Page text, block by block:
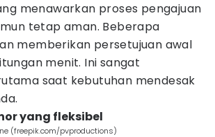
menawarkan proses pengajuan
tetap aman. Beberapa
memberikan persetujuan awal
menit. Ini sangat
saat kebutuhan mendesak
yang fleksibel
(freepik.com/pvproductions)